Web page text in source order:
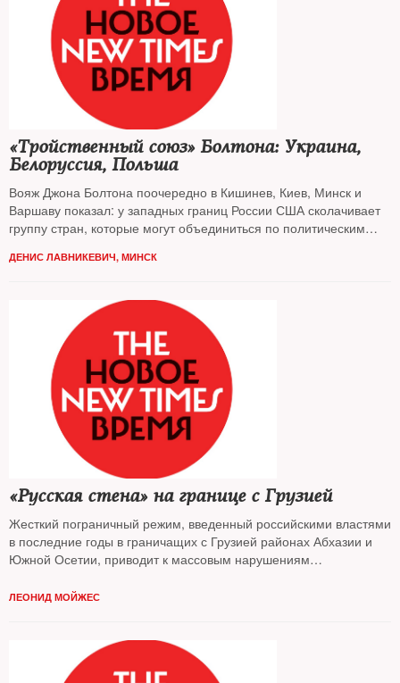
«Тройственный союз» Болтона: Украина,
Белоруссия, Польша
Вояж Джона Болтона поочередно в Кишинев, Киев, Минск и
Варшаву показал: у западных границ России США сколачивает
группу стран, которые могут объединиться по политическим
и нефти) интересам. С подробностями — корреспондент
ДЕНИС ЛАВНИКЕВИЧ, МИНСК
«Русская стена» на границе с Грузией
Жесткий пограничный режим, введенный российскими властями
в последние годы в граничащих с Грузией районах Абхазии и
Южной Осетии, приводит к массовым нарушениям
констатирует Amnesty International
ЛЕОНИД МОЙЖЕС